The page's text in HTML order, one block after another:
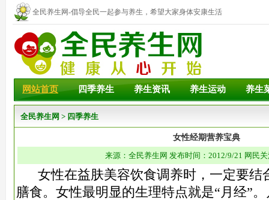
全民养生网-倡导全民一起参与养生，希望大家身体安康生活
幸福！
网站首页 四季养生 养生资讯 养生运动 养生
全民养生网 > 四季养生
女性经期营养宝典
来源：全民养生网 发布时间：2012/9/21 网民
女性在益肤美容饮食调养时，一定要结
膳食。女性最明显的生理特点就是“月经”